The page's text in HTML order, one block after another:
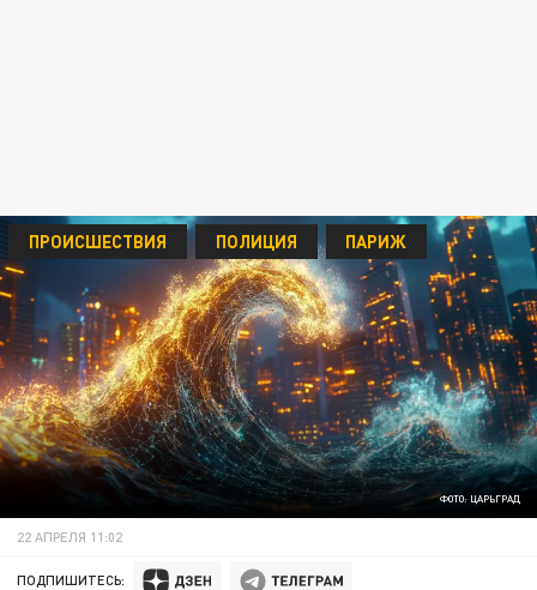
ФОТО: ЦАРЬГРАД
ПРОИСШЕСТВИЯ ПОЛИЦИЯ ПАРИЖ
22 АПРЕЛЯ 11:02
ПОДПИШИТЕСЬ: